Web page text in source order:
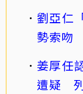
劉亞仁
勢索吻
姜厚任
遭疑